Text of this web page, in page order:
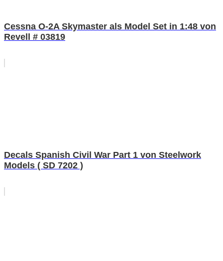
Cessna O-2A Skymaster als Model Set in 1:48 von
Revell # 03819
Decals Spanish Civil War Part 1 von Steelwork
Models ( SD 7202 )